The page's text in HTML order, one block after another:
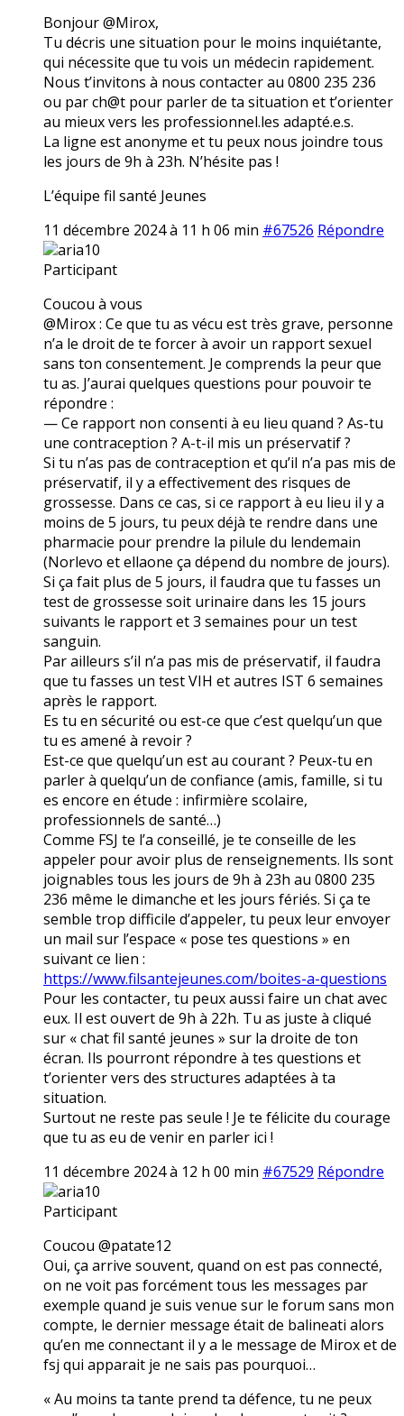
Bonjour @Mirox,
Tu décris une situation pour le moins inquiétante,
qui nécessite que tu vois un médecin rapidement.
Nous t’invitons à nous contacter au 0800 235 236
ou par ch@t pour parler de ta situation et t’orienter
au mieux vers les professionnel.les adapté.e.s.
La ligne est anonyme et tu peux nous joindre tous
les jours de 9h à 23h. N’hésite pas !
L’équipe fil santé Jeunes
11 décembre 2024 à 11 h 06 min #67526 Répondre
aria10
Participant
Coucou à vous
@Mirox : Ce que tu as vécu est très grave, personne
n’a le droit de te forcer à avoir un rapport sexuel
sans ton consentement. Je comprends la peur que
tu as. J’aurai quelques questions pour pouvoir te
répondre :
— Ce rapport non consenti à eu lieu quand ? As-tu
une contraception ? A-t-il mis un préservatif ?
Si tu n’as pas de contraception et qu’il n’a pas mis de
préservatif, il y a effectivement des risques de
grossesse. Dans ce cas, si ce rapport à eu lieu il y a
moins de 5 jours, tu peux déjà te rendre dans une
pharmacie pour prendre la pilule du lendemain
(Norlevo et ellaone ça dépend du nombre de jours).
Si ça fait plus de 5 jours, il faudra que tu fasses un
test de grossesse soit urinaire dans les 15 jours
suivants le rapport et 3 semaines pour un test
sanguin.
Par ailleurs s’il n’a pas mis de préservatif, il faudra
que tu fasses un test VIH et autres IST 6 semaines
après le rapport.
Es tu en sécurité ou est-ce que c’est quelqu’un que
tu es amené à revoir ?
Est-ce que quelqu’un est au courant ? Peux-tu en
parler à quelqu’un de confiance (amis, famille, si tu
es encore en étude : infirmière scolaire,
professionnels de santé…)
Comme FSJ te l’a conseillé, je te conseille de les
appeler pour avoir plus de renseignements. Ils sont
joignables tous les jours de 9h à 23h au 0800 235
236 même le dimanche et les jours fériés. Si ça te
semble trop difficile d’appeler, tu peux leur envoyer
un mail sur l’espace « pose tes questions » en
suivant ce lien :
https://www.filsantejeunes.com/boites-a-questions
Pour les contacter, tu peux aussi faire un chat avec
eux. Il est ouvert de 9h à 22h. Tu as juste à cliqué
sur « chat fil santé jeunes » sur la droite de ton
écran. Ils pourront répondre à tes questions et
t’orienter vers des structures adaptées à ta
situation.
Surtout ne reste pas seule ! Je te félicite du courage
que tu as eu de venir en parler ici !
11 décembre 2024 à 12 h 00 min #67529 Répondre
aria10
Participant
Coucou @patate12
Oui, ça arrive souvent, quand on est pas connecté,
on ne voit pas forcément tous les messages par
exemple quand je suis venue sur le forum sans mon
compte, le dernier message était de balineati alors
qu’en me connectant il y a le message de Mirox et de
fsj qui apparait je ne sais pas pourquoi…
« Au moins ta tante prend ta défence, tu ne peux